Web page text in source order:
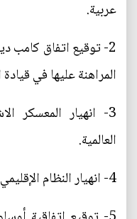
عربية.
2- توقيع اتفاق كامب
المراهنة عليها في
3- انهيار المعسكر
العالمية.
4- انهيار النظام الإقليمي العربي بعد حرب الخليج الثانية.